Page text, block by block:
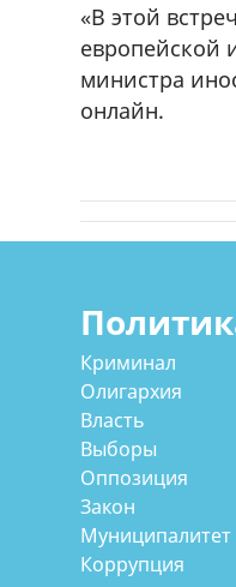
«В этой
европейской
министра
онлайн.
Криминал
Олигархия
Власть
Выборы
Оппозиция
Закон
Муниципалитет
Коррупция